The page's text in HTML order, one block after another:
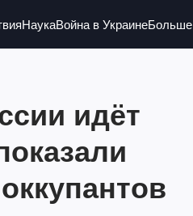
НаукаВойна в УкраинеБольше
идёт